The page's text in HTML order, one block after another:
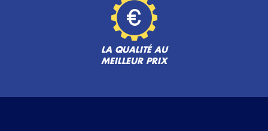
LA QUALITÉ AU
MEILLEUR PRIX